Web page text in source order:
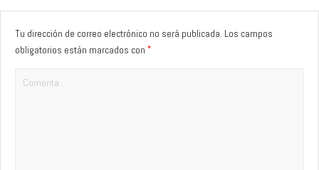
Tu dirección de correo electrónico no será publicada. Los campos
obligatorios están marcados con *